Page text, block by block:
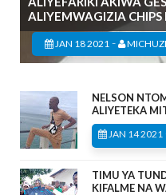
ALIYEMWAGIZIA CHIPS
JAN 18 2021 -
NELSON
ALIYETEKA
JAN 14 2021
TIMU YA
KIFALME NA